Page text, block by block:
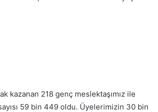
kazanan 218 genç meslektaşımız ile
59 bin 449 oldu. Üyelerimizin 30 bin